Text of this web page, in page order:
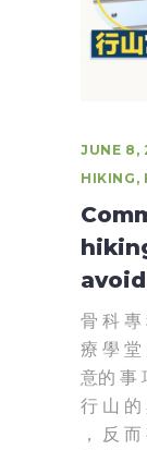
JUNE 8,
HIKING ,
骨 科 專
療 學 堂
意的 事
行 山 的
， 反